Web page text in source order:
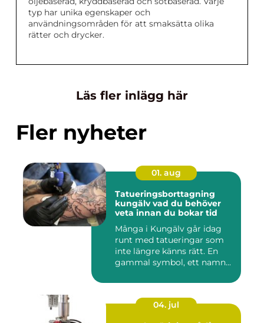
typ har unika egenskaper och
användningsområden för att smaksätta olika
rätter och drycker.
Läs fler inlägg här
Fler nyheter
01. aug
Tatueringsborttagning
kungälv vad du behöver
veta innan du bokar tid
Många i Kungälv går idag
runt med tatueringar som
inte längre känns rätt. En
gammal symbol, ett namn...
04. jul